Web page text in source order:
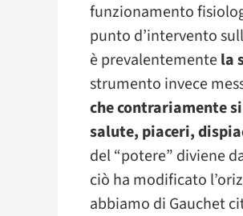
funzionamento
punto d’intervento
è prevalentementela
strumento invece
che contrariamente
salute, piaceri,
del “potere” diviene
ciò ha modificato
abbiamo di Gauchet